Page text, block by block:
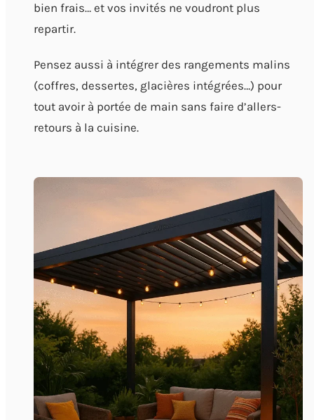
bien frais… et vos invités ne voudront plus
repartir.
Pensez aussi à intégrer des rangements malins
(coffres, dessertes, glacières intégrées…) pour
tout avoir à portée de main sans faire d’allers-
retours à la cuisine.